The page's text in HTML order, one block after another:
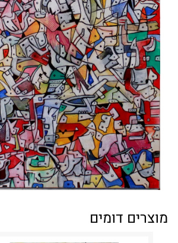
מוצרים דומים